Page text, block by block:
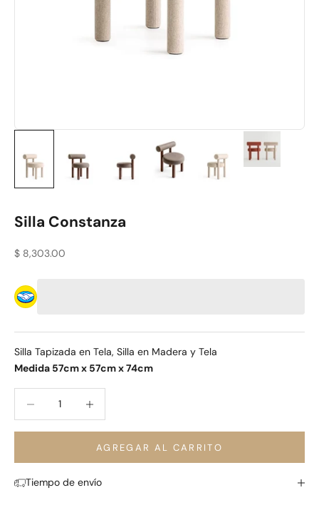
Silla Constanza
Precio de oferta
$ 8,303.00
Silla Tapizada en Tela, Silla en Madera y Tela
Medida 57cm x 57cm x 74cm
AGREGAR AL CARRITO
Tiempo de envío